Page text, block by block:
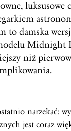
luksusowe
to damska
Midnight
niż
narzekać:
jest coraz